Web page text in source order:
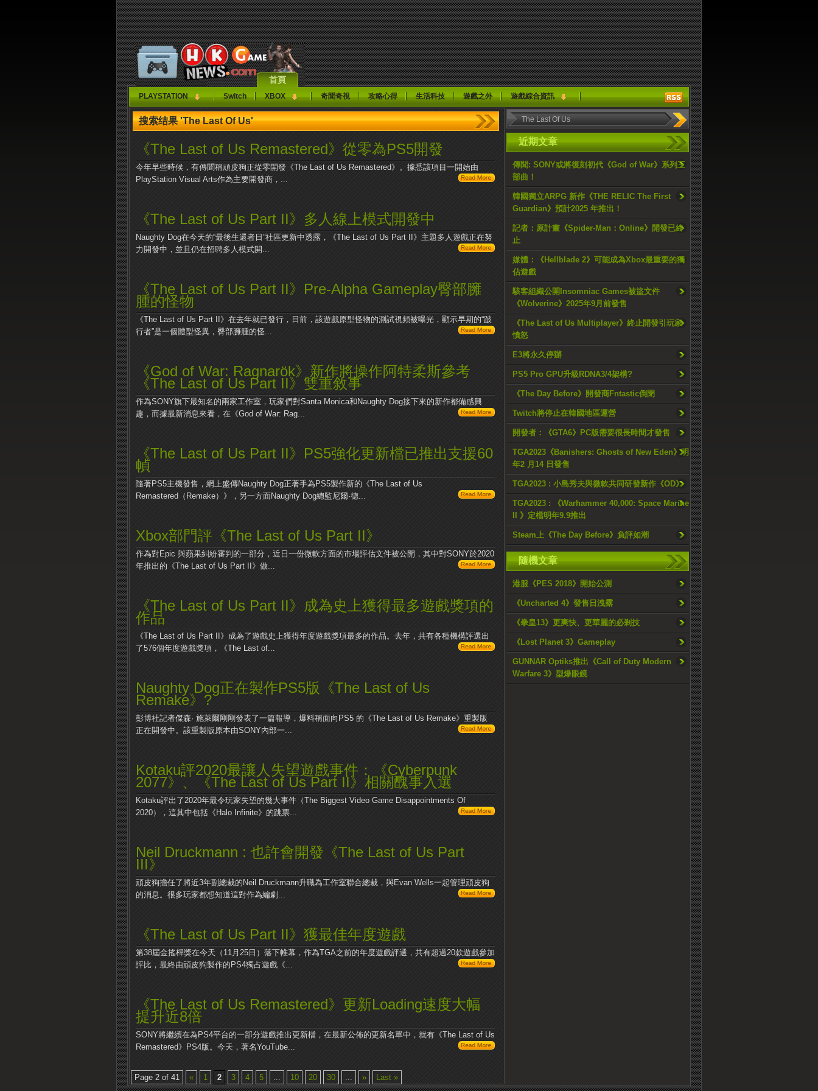
首頁
PLAYSTATION Switch XBOX 奇聞奇視 攻略心得 生活科技 遊戲之外 遊戲綜合資訊
近期文章
傳聞: SONY或將復刻初代《God of War》系列三
部曲！
韓國獨立ARPG 新作《THE RELIC The First
Guardian》預計2025 年推出！
記者：原計畫《Spider-Man：Online》開發已終
止
媒體：《Hellblade 2》可能成為Xbox最重要的獨
佔遊戲
駭客組織公開Insomniac Games被盜文件
《Wolverine》2025年9月前發售
《The Last of Us Multiplayer》終止開發引玩家
憤怒
E3將永久停辦
PS5 Pro GPU升級RDNA3/4架構?
《The Day Before》開發商Fntastic倒閉
Twitch將停止在韓國地區運營
開發者：《GTA6》PC版需要很長時間才發售
TGA2023《Banishers: Ghosts of New Eden》明
年2 月14 日發售
TGA2023 : 小島秀夫與微軟共同研發新作《OD》
TGA2023 : 《Warhammer 40,000: Space Marine
II 》定檔明年9.9推出
Steam上《The Day Before》負評如潮
隨機文章
港服《PES 2018》開始公測
《Uncharted 4》發售日洩露
《拳皇13》更爽快、更華麗的必剎技
《Lost Planet 3》Gameplay
GUNNAR Optiks推出《Call of Duty Modern
Warfare 3》型爆眼鏡
搜索结果 'The Last Of Us'
《The Last of Us Remastered》從零為PS5開發
今年早些時候，有傳聞稱頑皮狗正從零開發《The Last of Us Remastered》。據悉該項目一開始由
PlayStation Visual Arts作為主要開發商，...
《The Last of Us Part II》多人線上模式開發中
Naughty Dog在今天的“最後生還者日”社區更新中透露，《The Last of Us Part II》主題多人遊戲正在努
力開發中，並且仍在招聘多人模式開...
《The Last of Us Part II》Pre-Alpha Gameplay臀部臃
腫的怪物
《The Last of Us Part II》在去年就已發行，日前，該遊戲原型怪物的測試視頻被曝光，顯示早期的“跛
行者”是一個體型怪異，臀部臃腫的怪...
《God of War: Ragnarök》新作將操作阿特柔斯參考
《The Last of Us Part II》雙重敘事
作為SONY旗下最知名的兩家工作室，玩家們對Santa Monica和Naughty Dog接下來的新作都備感興
趣，而據最新消息來看，在《God of War: Rag...
《The Last of Us Part II》PS5強化更新檔已推出支援60
幀
隨著PS5主機發售，網上盛傳Naughty Dog正著手為PS5製作新的《The Last of Us
Remastered（Remake）》，另一方面Naughty Dog總監尼爾·德...
Xbox部門評《The Last of Us Part II》
作為對Epic 與蘋果糾紛審判的一部分，近日一份微軟方面的市場評估文件被公開，其中對SONY於2020
年推出的《The Last of Us Part II》做...
《The Last of Us Part II》成為史上獲得最多遊戲獎項的
作品
《The Last of Us Part II》成為了遊戲史上獲得年度遊戲獎項最多的作品。去年，共有各種機構評選出
了576個年度遊戲獎項，《The Last of...
Naughty Dog正在製作PS5版《The Last of Us
Remake》?
彭博社記者傑森· 施萊爾剛剛發表了一篇報導，爆料稱面向PS5 的《The Last of Us Remake》重製版
正在開發中。該重製版原本由SONY內部一...
Kotaku評2020最讓人失望遊戲事件：《Cyberpunk
2077》、《The Last of Us Part II》相關醜事入選
Kotaku評出了2020年最令玩家失望的幾大事件（The Biggest Video Game Disappointments Of
2020），這其中包括《Halo Infinite》的跳票...
Neil Druckmann : 也許會開發《The Last of Us Part
III》
頑皮狗擔任了將近3年副總裁的Neil Druckmann升職為工作室聯合總裁，與Evan Wells一起管理頑皮狗
的消息。很多玩家都想知道這對作為編劇...
《The Last of Us Part II》獲最佳年度遊戲
第38屆金搖桿獎在今天（11月25日）落下帷幕，作為TGA之前的年度遊戲評選，共有超過20款遊戲參加
評比，最終由頑皮狗製作的PS4獨占遊戲《...
《The Last of Us Remastered》更新Loading速度大幅
提升近8倍
SONY將繼續在為PS4平台的一部分遊戲推出更新檔，在最新公佈的更新名單中，就有《The Last of Us
Remastered》PS4版。今天，著名YouTube...
Page 2 of 41 « 1 2 3 4 5 ... 10 20 30 ... » Last »